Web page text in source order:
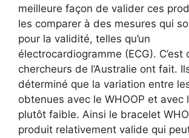
meilleure façon de valider ces
les comparer à des mesures qui
pour la validité, telles qu’un
électrocardiogramme (ECG). C’est
chercheurs de l’Australie ont fait.
déterminé que la variation entre
obtenues avec le WHOOP et avec
plutôt faible. Ainsi le bracelet
produit relativement valide qui